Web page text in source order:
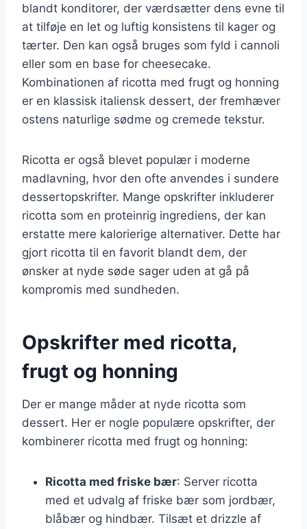
blandt konditorer, der værdsætter dens evne til
at tilføje en let og luftig konsistens til kager og
tærter. Den kan også bruges som fyld i cannoli
eller som en base for cheesecake.
Kombinationen af ricotta med frugt og honning
er en klassisk italiensk dessert, der fremhæver
ostens naturlige sødme og cremede tekstur.
Ricotta er også blevet populær i moderne
madlavning, hvor den ofte anvendes i sundere
dessertopskrifter. Mange opskrifter inkluderer
ricotta som en proteinrig ingrediens, der kan
erstatte mere kalorierige alternativer. Dette har
gjort ricotta til en favorit blandt dem, der
ønsker at nyde søde sager uden at gå på
kompromis med sundheden.
Opskrifter med ricotta,
frugt og honning
Der er mange måder at nyde ricotta som
dessert. Her er nogle populære opskrifter, der
kombinerer ricotta med frugt og honning:
Ricotta med friske bær: Server ricotta
med et udvalg af friske bær som jordbær,
blåbær og hindbær. Tilsæt et drizzle af